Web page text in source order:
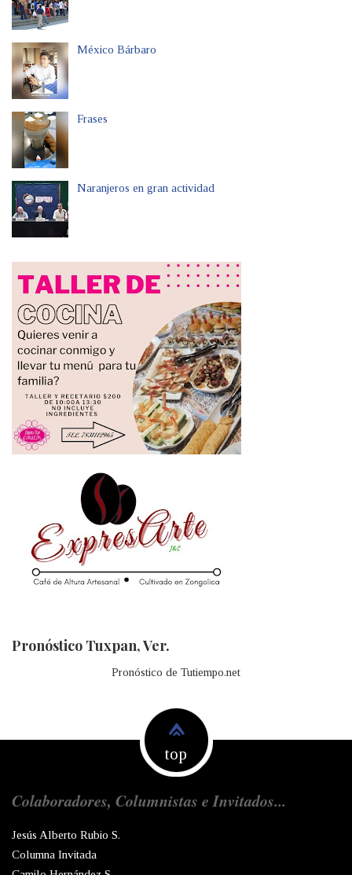
México Bárbaro
Frases
Naranjeros en gran actividad
Pronóstico Tuxpan, Ver.
Pronóstico de Tutiempo.net
top
Colaboradores, Columnistas e Invitados...
Jesús Alberto Rubio S.
Columna Invitada